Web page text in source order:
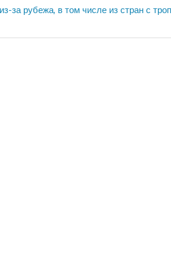
за рубежа, в том числе из стран с